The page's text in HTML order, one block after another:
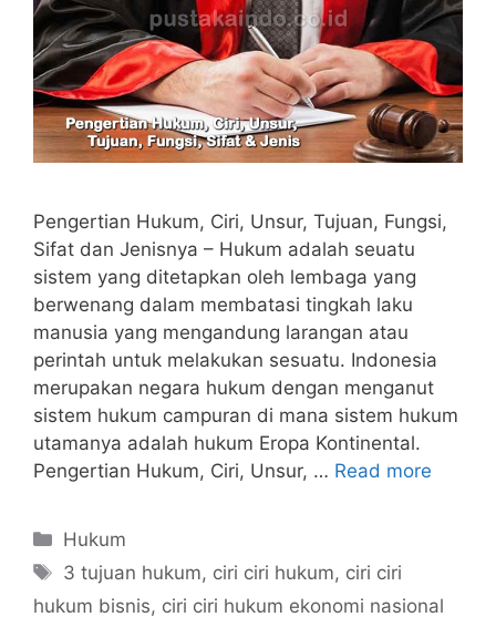
Pengertian Hukum, Ciri, Unsur, Tujuan, Fungsi,
Sifat dan Jenisnya – Hukum adalah seuatu
sistem yang ditetapkan oleh lembaga yang
berwenang dalam membatasi tingkah laku
manusia yang mengandung larangan atau
perintah untuk melakukan sesuatu. Indonesia
merupakan negara hukum dengan menganut
sistem hukum campuran di mana sistem hukum
utamanya adalah hukum Eropa Kontinental.
Pengertian Hukum, Ciri, Unsur, … Read more
Categories
Hukum
Tags
3 tujuan hukum, ciri ciri hukum, ciri ciri
hukum bisnis, ciri ciri hukum ekonomi nasional